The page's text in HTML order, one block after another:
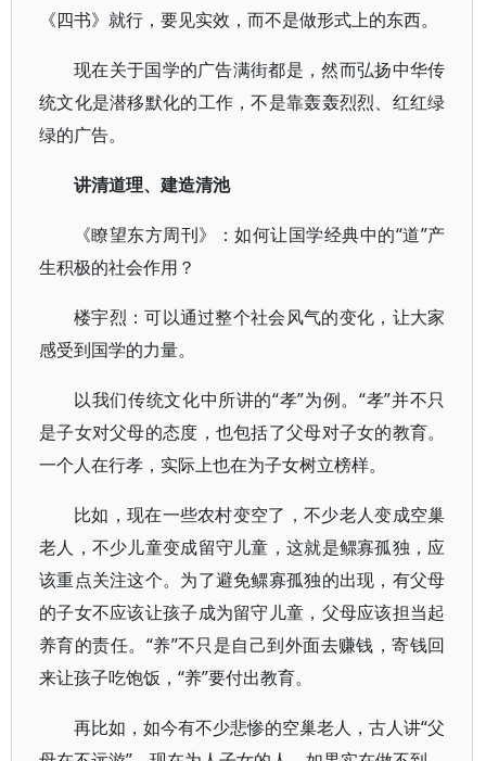
《四书》就行，要见实效，而不是做形式上的东西。
现在关于国学的广告满街都是，然而弘扬中华传
统文化是潜移默化的工作，不是靠轰轰烈烈、红红绿
绿的广告。
讲清道理、建造清池
《瞭望东方周刊》：如何让国学经典中的“道”产
生积极的社会作用？
楼宇烈：可以通过整个社会风气的变化，让大家
感受到国学的力量。
以我们传统文化中所讲的“孝”为例。“孝”并不只
是子女对父母的态度，也包括了父母对子女的教育。
一个人在行孝，实际上也在为子女树立榜样。
比如，现在一些农村变空了，不少老人变成空巢
老人，不少儿童变成留守儿童，这就是鳏寡孤独，应
该重点关注这个。为了避免鳏寡孤独的出现，有父母
的子女不应该让孩子成为留守儿童，父母应该担当起
养育的责任。“养”不只是自己到外面去赚钱，寄钱回
来让孩子吃饱饭，“养”要付出教育。
再比如，如今有不少悲惨的空巢老人，古人讲“父